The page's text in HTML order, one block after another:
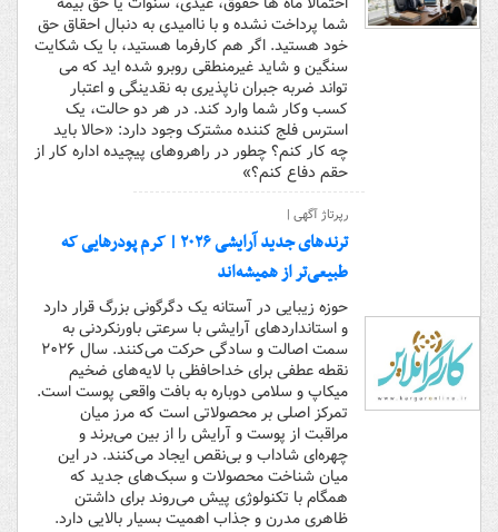
شما پرداخت نشده و با ناامیدی به دنبال احقاق حق
خود هستید. اگر هم کارفرما هستید، با یک شکایت
سنگین و شاید غیرمنطقی روبرو شده اید که می
تواند ضربه جبران ناپذیری به نقدینگی و اعتبار
کسب وکار شما وارد کند. در هر دو حالت، یک
استرس فلج کننده مشترک وجود دارد: «حالا باید
چه کار کنم؟ چطور در راهروهای پیچیده اداره کار از
حقم دفاع کنم؟»
رپرتاژ آگهی |
ترندهای جدید آرایشی ۲۰۲۶ | کرم پودرهایی که
طبیعی‌تر از همیشه‌اند
حوزه زیبایی در آستانه یک دگرگونی بزرگ قرار دارد
و استانداردهای آرایشی با سرعتی باورنکردنی به
سمت اصالت و سادگی حرکت می‌کنند. سال ۲۰۲۶
نقطه عطفی برای خداحافظی با لایه‌های ضخیم
میکاپ و سلامی دوباره به بافت واقعی پوست است.
تمرکز اصلی بر محصولاتی است که مرز میان
مراقبت از پوست و آرایش را از بین می‌برند و
چهره‌ای شاداب و بی‌نقص ایجاد می‌کنند. در این
میان شناخت محصولات و سبک‌های جدید که
همگام با تکنولوژی پیش می‌روند برای داشتن
ظاهری مدرن و جذاب اهمیت بسیار بالایی دارد.